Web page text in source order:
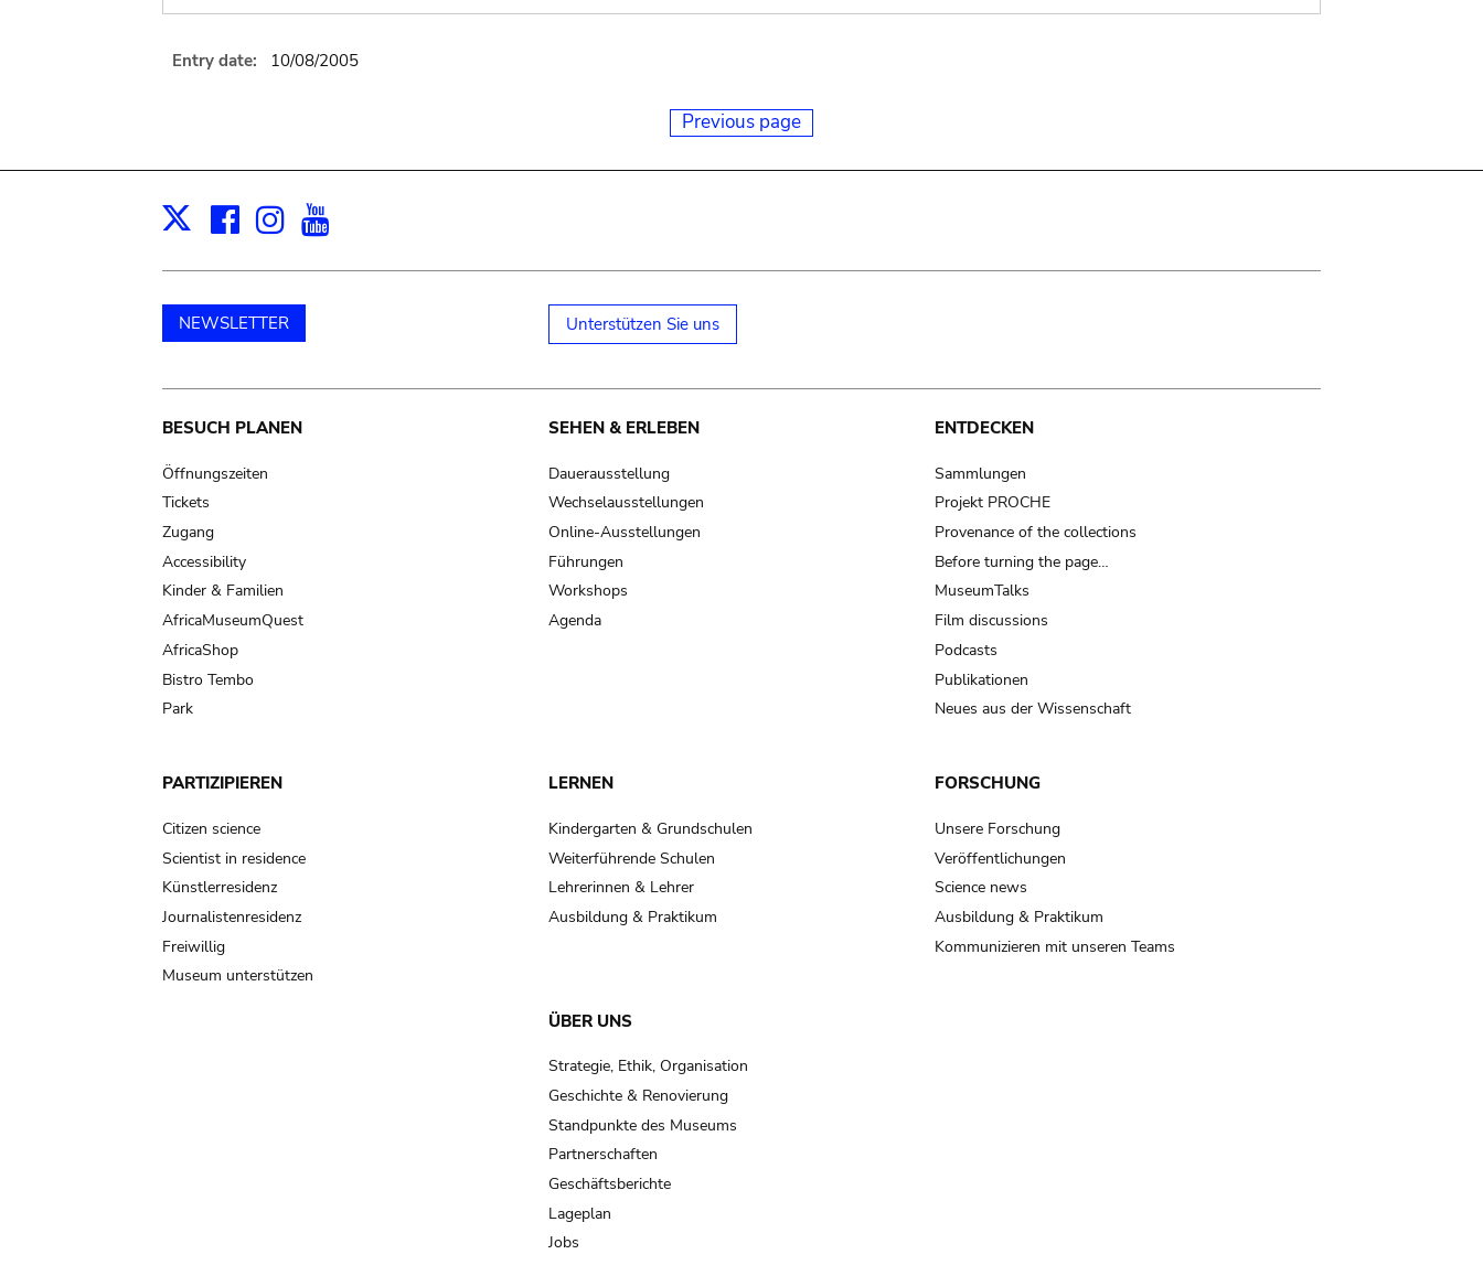
Entry date: 10/08/2005
Previous page
X Facebook
Instagram
NEWSLETTER Unterstützen Sie uns
Main
navigation
BESUCH PLANEN
Öffnungszeiten
Tickets
Zugang
Accessibility
Kinder & Familien
AfricaMuseumQuest
AfricaShop
Bistro Tembo
Park
SEHEN & ERLEBEN
Dauerausstellung
Wechselausstellungen
Online-Ausstellungen
Führungen
Workshops
Agenda
ENTDECKEN
Sammlungen
Projekt PROCHE
Provenance of the collections
Before turning the page…
MuseumTalks
Film discussions
Podcasts
Publikationen
Neues aus der Wissenschaft
PARTIZIPIEREN
Citizen science
Scientist in residence
Künstlerresidenz
Journalistenresidenz
Freiwillig
Museum unterstützen
LERNEN
Kindergarten & Grundschulen
Weiterführende Schulen
Lehrerinnen & Lehrer
Ausbildung & Praktikum
FORSCHUNG
Unsere Forschung
Veröffentlichungen
Science news
Ausbildung & Praktikum
Kommunizieren mit unseren Teams
ÜBER UNS
Strategie, Ethik, Organisation
Geschichte & Renovierung
Standpunkte des Museums
Partnerschaften
Geschäftsberichte
Lageplan
Jobs